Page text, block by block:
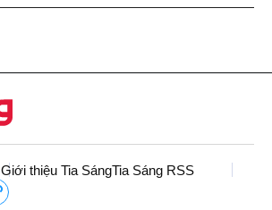
Giới thiệu Tia SángTia Sáng RSS